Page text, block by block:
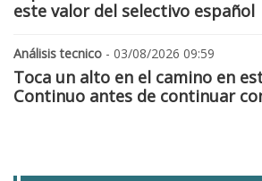
este valor del selectivo español
Análisis tecnico - 03/08/2026 09:59
Toca un alto en el camino en
Continuo antes de continuar